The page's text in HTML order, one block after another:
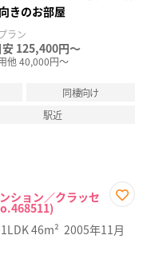
きのお部屋
ラン
安 125,400円～
他 40,000円～
同棲向け
駅近
ション／クラッセ
に入
り登
1LDK46m² 2005年11月